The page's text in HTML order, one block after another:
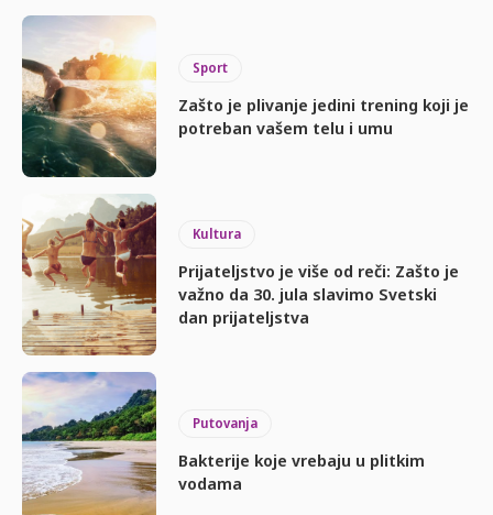
Sport
Zašto je plivanje jedini trening koji je
potreban vašem telu i umu
Kultura
Prijateljstvo je više od reči: Zašto je
važno da 30. jula slavimo Svetski
dan prijateljstva
Putovanja
Bakterije koje vrebaju u plitkim
vodama